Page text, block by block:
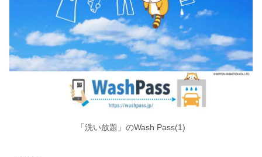
「洗い放題」のWash Pass(1)